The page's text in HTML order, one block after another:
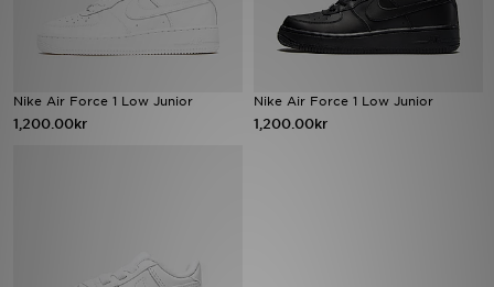
Nike Air Force 1 Low Junior
1,200.00kr
Nike Air Force 1 Low Junior
1,200.00kr
Varumärken
Bästsäljare
Sport